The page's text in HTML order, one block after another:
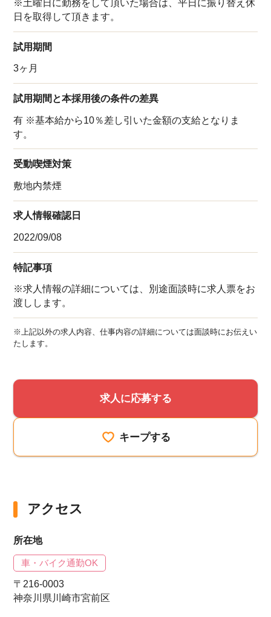
※土曜日に勤務をして頂いた場合は、平日に振り替え休
日を取得して頂きます。
試用期間
3ヶ月
試用期間と本採用後の条件の差異
有 ※基本給から10％差し引いた金額の支給となりま
す。
受動喫煙対策
敷地内禁煙
求人情報確認日
2022/09/08
特記事項
※求人情報の詳細については、別途面談時に求人票をお
渡しします。
※上記以外の求人内容、仕事内容の詳細については面談時にお伝えい
たします。
求人に応募する
キープする
アクセス
所在地
車・バイク通勤OK
〒216-0003
神奈川県川崎市宮前区